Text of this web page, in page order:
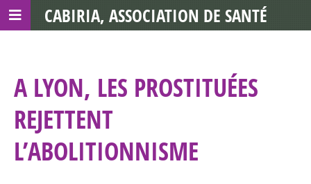
A LYON, LES PROSTITUÉES
REJETTENT
L’ABOLITIONNISME ‎
CABIRIA, ASSOCIATION DE SANTÉ